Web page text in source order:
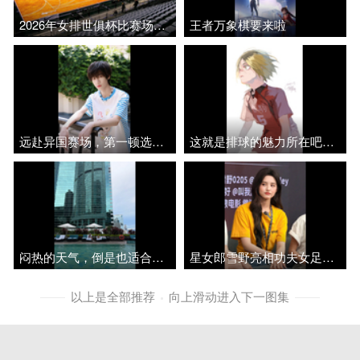
2026年女排世俱杯比赛场地——瓦拉米尔.马克斯体育馆一览 王者万象棋要来啦
远赴异国赛场，第一顿选择中餐，满满都是家乡情怀 这就是排球的魅力所在吧画师P：881037
闷热的天气，倒是也适合游泳玩水 星女郎雪野亮相功夫女足新浪扫楼，路透元气治愈
以上是全部推荐 向上滑动进入下一图集